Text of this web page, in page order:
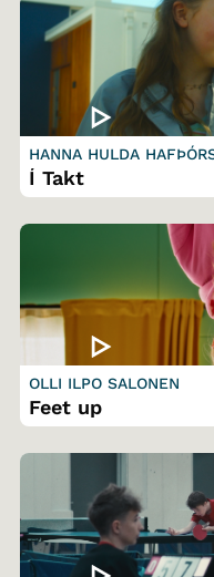
HANNA HULDA
Í Takt
OLLI ILPO SALONEN
Feet up